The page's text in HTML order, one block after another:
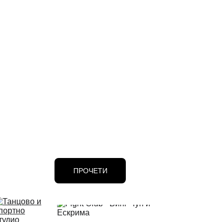
ПРОЧЕТИ